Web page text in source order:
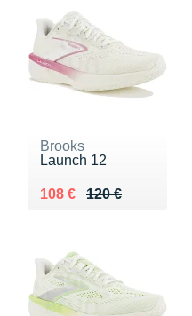
Brooks
Launch 12
120 €
Au lieu de 120 €
108 €
Vendu 108 €